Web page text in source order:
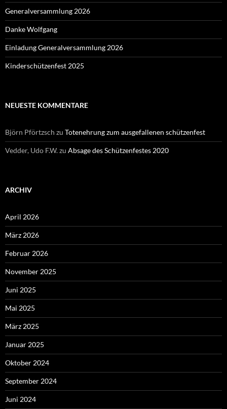
Uncategorized
META
WordPress.org
Datenschutz
Stolz präsentiert von WordPress